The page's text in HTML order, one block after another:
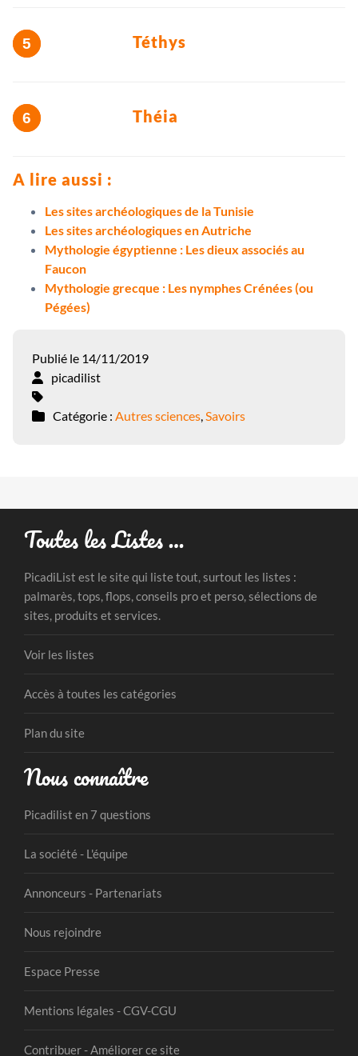
Téthys
Théia
A lire aussi :
Les sites archéologiques de la Tunisie
Les sites archéologiques en Autriche
Mythologie égyptienne : Les dieux associés au
Faucon
Mythologie grecque : Les nymphes Crénées (ou
Pégées)
Publié le 14/11/2019
picadilist
Catégorie : Autres sciences,Savoirs
Toutes les Listes …
PicadiList est le site qui liste tout, surtout les listes :
palmarès, tops, flops, conseils pro et perso, sélections de
sites, produits et services.
Voir les listes
Accès à toutes les catégories
Plan du site
Nous connaître
Picadilist en 7 questions
La société - L'équipe
Annonceurs - Partenariats
Nous rejoindre
Espace Presse
Mentions légales - CGV-CGU
Contribuer - Améliorer ce site